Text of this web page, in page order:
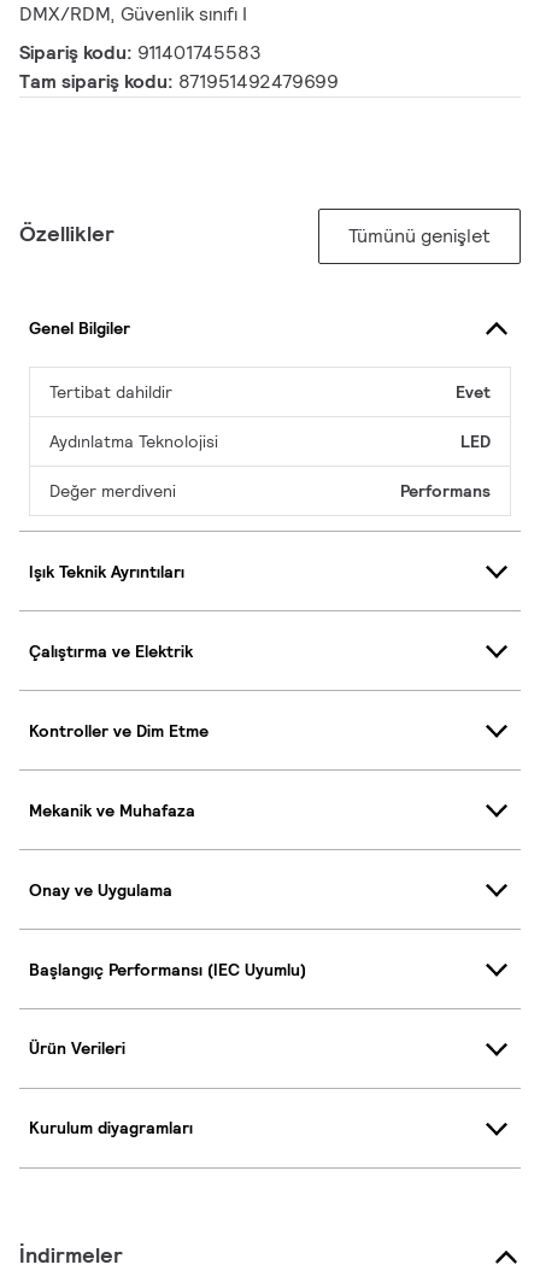
DMX/RDM, Güvenlik sınıfı I
Sipariş kodu: 911401745583
Tam sipariş kodu: 871951492479699
Özellikler Tümünü genişlet
Genel Bilgiler
Tertibat dahildir Evet
Aydınlatma Teknolojisi LED
Değer merdiveni Performans
Işık Teknik Ayrıntıları
Çalıştırma ve Elektrik
Kontroller ve Dim Etme
Mekanik ve Muhafaza
Onay ve Uygulama
Başlangıç Performansı (IEC Uyumlu)
Ürün Verileri
Kurulum diyagramları
İndirmeler